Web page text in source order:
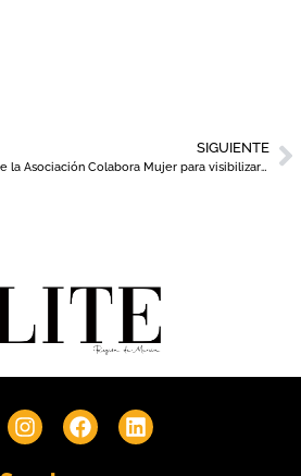
SIGUIENTE
Vuelve la Fashion Night de la Asociación Colabora Mujer para visibilizar el talento femenino